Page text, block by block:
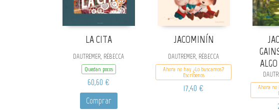
LA CITA
DAUTREMER, RÉBECCA
Quedan pocos
60,60 €
Comprar
JACOMINÍN
DAUTREMER, RÉBECCA
Ahora no hay ¿Lo buscamos?
Escribenos
17,40 €
Ahora no